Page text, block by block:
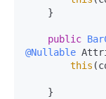
public
@Nullable
this